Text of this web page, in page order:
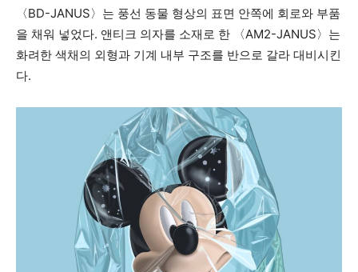
〈BD-JANUS〉는 풍선 동물 형상의 표면 안쪽에 회로와 부품
을 채워 넣었다. 앤티크 의자를 소재로 한 〈AM2-JANUS〉는
화려한 색채의 외형과 기계 내부 구조를 반으로 갈라 대비시킨
다.